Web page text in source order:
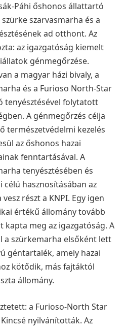
Páhi őshonos állattartó
szarvasmarha és a
ad otthont. Az
az igazgatóság kiemelt
génmegőrzése.
a magyar házi bivaly, a
és a Furioso North-Star
tenyésztésével folytatott
A génmegőrzés célja
természetvédelmi kezelés
az őshonos hazai
fenntartásával. A
tenyésztésében és
hasznosításában az
részt a KNPI. Egy igen
értékű állomány tovább
kapta meg az igazgatóság. A
a szürkemarha elsőként lett
géntartalék, amely hazai
kötődik, más fajtáktól
állomány.
a Furioso-North Star
nyilvánították. Az